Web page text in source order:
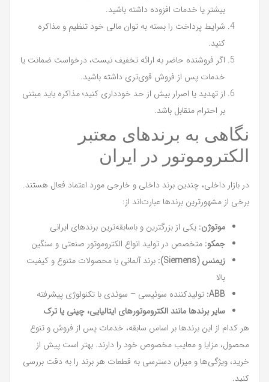
بیشتر یا خدمات افزوده داشته باشید.
شرایط پرداخت را بسته به توان مالی خود تنظیم و مذاکره
کنید.
اگر فروشنده حاضر به ارائه تخفیف نیست، درخواست ضمانت یا
خدمات پس از فروش قوی‌تری داشته باشید.
از تهدید یا اصرار بیش از حد خودداری کنید؛ مذاکره باید مبتنی
بر احترام متقابل باشد.
نگاهی به برندهای معتبر
الکتروموتور در ایران
در بازار داخلی، چندین برند داخلی و خارجی مورد اعتماد فعال هستند.
برخی از مشهورترین برندها عبارت‌اند از:
موتوژن: یکی از بزرگترین و باسابقه‌ترین برندهای ایرانی
جمکو: متخصص در تولید انواع الکتروموتور صنعتی و سنگین
زیمنس (Siemens):
برند آلمانی با محصولات متنوع و کیفیت
بالا
ABB: تولیدکننده سوئیسی – سوئدی با تکنولوژی پیشرفته
سایر برندها مانند الکتروموتورهای ایتالیایی، چینی یا ترک
هر کدام از این برندها بر اساس سابقه، خدمات پس از فروش و تنوع
محصول، مزایا و معایب مخصوص خود را دارند. بهتر است پیش از
خرید، ویژگی‌ها و میزان دسترسی به قطعات هر برند را به دقت بررسی
کنید.